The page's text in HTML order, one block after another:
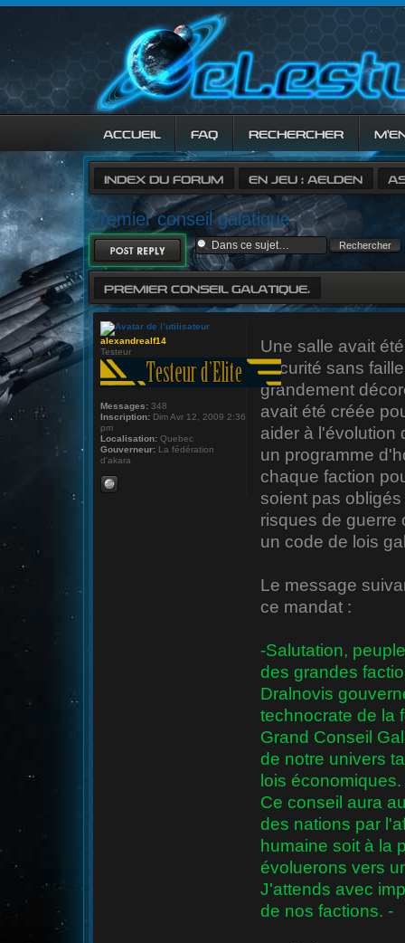
ACCUEIL FAQ RECHERCHER
INDEX DU FORUM EN JEU : AELDEN
Premier conseil galatique.
RÉPONDRE
PREMIER CONSEIL GALATIQUE.
Une salle avait
sécurité sans
grandement
avait été créée
aider à l'évolution
un programme
chaque faction
soient pas
risques de guerre
un code de lois
Le message
ce mandat :
-Salutation,
des grandes
Dralnovis
technocrate de la
Grand Conseil
de notre univers
lois économiques.
Ce conseil aura
des nations par
humaine soit à la
évoluerons vers
J'attends avec
de nos factions. -
alexandrealf14
Testeur
Messages: 348
Inscription: Dim Avr 12, 2009 2:36
pm
Localisation: Quebec
Gouverneur: La fédération
d'akara